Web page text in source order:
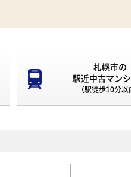
札幌市の
駅近中古マン
（駅徒歩10分以